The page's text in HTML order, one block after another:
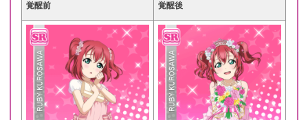
覚醒前 覚醒後